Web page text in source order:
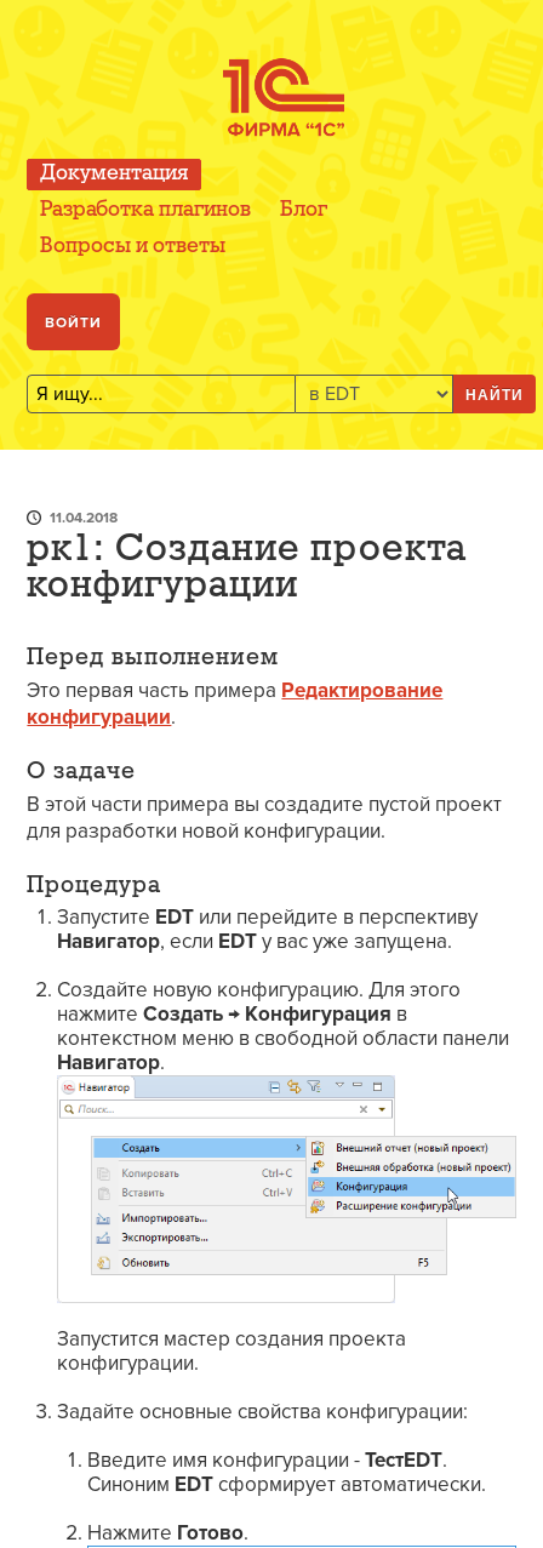
Документация
Разработка плагинов
Блог
Вопросы и ответы
ВОЙТИ
НАЙТИ
11.04.2018
рк1: Создание проекта
конфигурации
Перед выполнением
Это первая часть примера Редактирование
конфигурации.
О задаче
В этой части примера вы создадите пустой проект
для разработки новой конфигурации.
Процедура
Запустите EDT или перейдите в перспективу
Навигатор, если EDTу вас уже запущена.
Создайте новую конфигурацию. Для этого
нажмитеСоздать→ Конфигурация в
контекстном меню в свободной области панели
Навигатор.
Запустится мастер создания проекта
конфигурации.
Задайте основные свойства конфигурации:
Введите имя конфигурации -ТестEDT.
Синоним EDTсформирует автоматически.
Нажмите Готово.